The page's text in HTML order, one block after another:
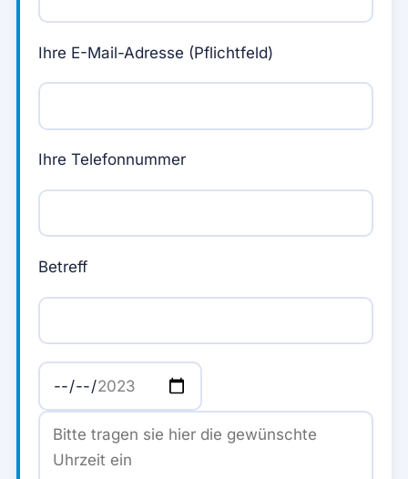
Ihre E-Mail-Adresse (Pflichtfeld)
Ihre Telefonnummer
Betreff